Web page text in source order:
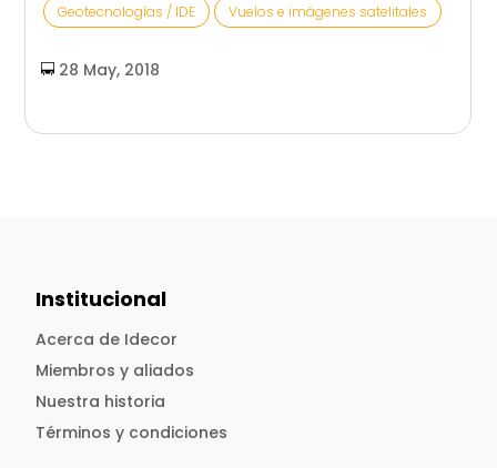
Geotecnologías / IDE Vuelos e imágenes satelitales
28 May, 2018
Institucional
Acerca de Idecor
Miembros y aliados
Nuestra historia
Términos y condiciones